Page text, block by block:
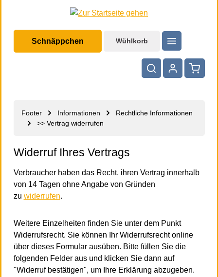
Schnäppchen Wühlkorb
Footer Informationen
Rechtliche Informationen
>> Vertrag widerrufen
Widerruf Ihres Vertrags
Verbraucher haben das Recht, ihren Vertrag innerhalb
von 14 Tagen ohne Angabe von Gründen
zu widerrufen.
Weitere Einzelheiten finden Sie unter dem Punkt
Widerrufsrecht. Sie können Ihr Widerrufsrecht online
über dieses Formular ausüben. Bitte füllen Sie die
folgenden Felder aus und klicken Sie dann auf
"Widerruf bestätigen", um Ihre Erklärung abzugeben.